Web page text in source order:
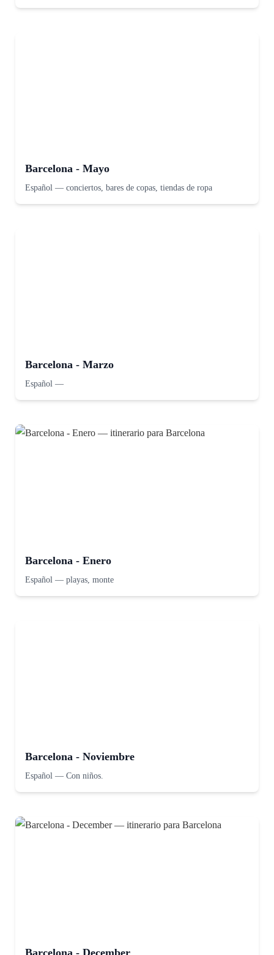
Barcelona - Mayo
Español — conciertos, bares de copas, tiendas de ropa
Barcelona - Marzo
Español —
Barcelona - Enero
Español — playas, monte
Barcelona - Noviembre
Español — Con niños.
Barcelona - December